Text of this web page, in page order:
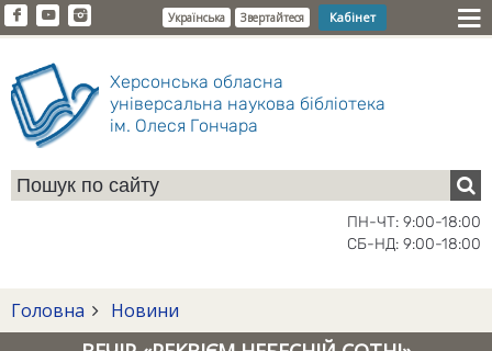
Українська Звертайтеся Кабінет
Херсонська обласна
універсальна наукова бібліотека
ім. Олеся Гончара
ПН-ЧТ: 9:00-18:00
СБ-НД: 9:00-18:00
Головна Новини